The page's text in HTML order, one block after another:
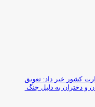
کشور خبر داد: تعویق
و دختران به دلیل جنگ